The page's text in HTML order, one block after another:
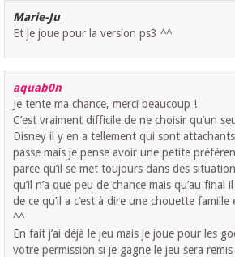
Marie-Ju
Et je joue pour la version ps3 ^^
aquab0n
Je tente ma chance, merci beaucoup !
C’est vraiment difficile de ne choisir qu’un
Disney il y en a tellement qui sont
passe mais je pense avoir une petite
parce qu’il se met toujours dans des
qu’il n’a que peu de chance mais qu’au final
de ce qu’il a c’est à dire une chouette
^^
En fait j’ai déjà le jeu mais je joue pour les
votre permission si je gagne le jeu sera